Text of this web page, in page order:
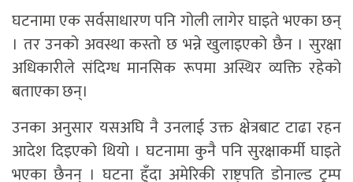
घटनामा एक सर्वसाधारण पनि गोली लागेर घाइते भएका छन्
। तर उनको अवस्था कस्तो छ भन्ने खुलाइएको छैन । सुरक्षा
अधिकारीले संदिग्ध मानसिक रूपमा अस्थिर व्यक्ति रहेको
बताएका छन्।
उनका अनुसार यसअघि नै उनलाई उक्त क्षेत्रबाट टाढा रहन
आदेश दिइएको थियो । घटनामा कुनै पनि सुरक्षाकर्मी घाइते
भएका छैनन् । घटना हुँदा अमेरिकी राष्ट्रपति डोनाल्ड ट्रम्प